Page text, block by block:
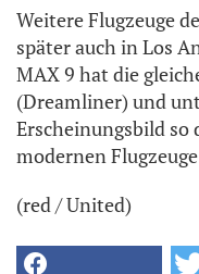
Weitere Flugzeuge
später auch in Los
MAX 9 hat die
(Dreamliner) und
Erscheinungsbild so
modernen
(red / United)